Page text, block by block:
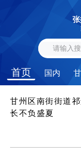
首页 国内
甘州区南街街道
长不负盛夏